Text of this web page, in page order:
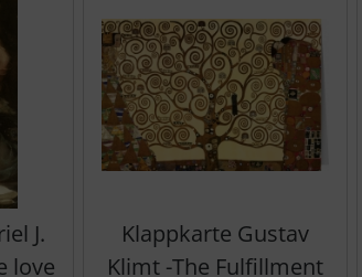
J.
love
Klappkarte Gustav
Klimt -The Fulfillment